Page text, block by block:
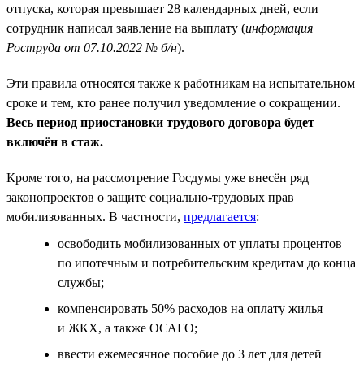
отпуска, которая превышает 28 календарных дней, если
сотрудник написал заявление на выплату (информация
Роструда от 07.10.2022 № б/н).
Эти правила относятся также к работникам на испытательном
сроке и тем, кто ранее получил уведомление о сокращении.
Весь период приостановки трудового договора будет
включён в стаж.
Кроме того, на рассмотрение Госдумы уже внесён ряд
законопроектов о защите социально-трудовых прав
мобилизованных. В частности, предлагается:
освободить мобилизованных от уплаты процентов
по ипотечным и потребительским кредитам до конца
службы;
компенсировать 50% расходов на оплату жилья
и ЖКХ, а также ОСАГО;
ввести ежемесячное пособие до 3 лет для детей